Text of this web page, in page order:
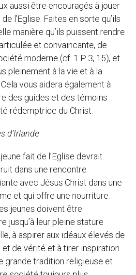
aussi être encouragés à jouer
l’Eglise. Faites en sorte qu’ils
manière qu’ils puissent rendre
et convaincante, de
moderne (cf. 1 P 3, 15), et
pleinement à la vie et à la
vous aidera également à
des guides et des témoins
rédemptrice du Christ.
d’Irlande
fait de l’Eglise devrait
dans une rencontre
avec Jésus Christ dans une
et qui offre une nourriture.
jeunes doivent être
jusqu’à leur pleine stature
à aspirer aux idéaux élevés de
de vérité et à tirer inspiration
grande tradition religieuse et